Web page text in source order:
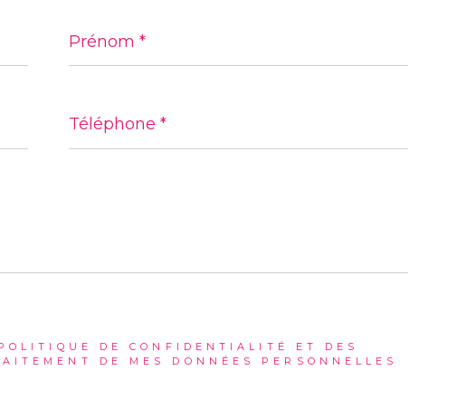
*
*
DE CONFIDENTIALITÉ ET DES
DE MES DONNÉES PERSONNELLES